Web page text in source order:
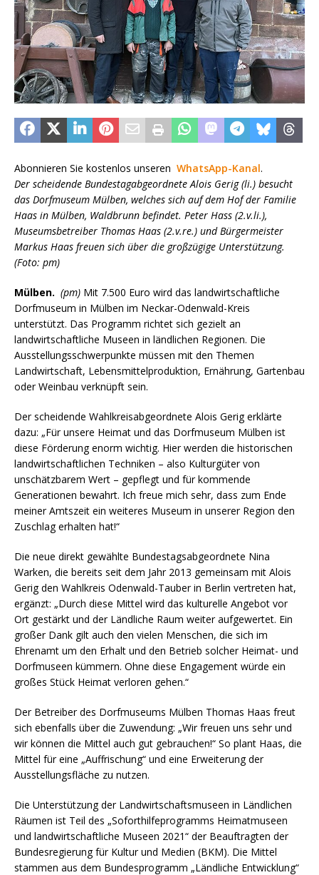
Abonnieren Sie kostenlos unseren WhatsApp-Kanal.
Der scheidende Bundestagabgeordnete Alois Gerig (li.) besucht
das Dorfmuseum Mülben, welches sich auf dem Hof der Familie
Haas in Mülben, Waldbrunn befindet. Peter Hass (2.v.li.),
Museumsbetreiber Thomas Haas (2.v.re.) und Bürgermeister
Markus Haas freuen sich über die großzügige Unterstützung.
(Foto: pm)
Mülben. (pm) Mit 7.500 Euro wird das landwirtschaftliche
Dorfmuseum in Mülben im Neckar-Odenwald-Kreis
unterstützt. Das Programm richtet sich gezielt an
landwirtschaftliche Museen in ländlichen Regionen. Die
Ausstellungsschwerpunkte müssen mit den Themen
Landwirtschaft, Lebensmittelproduktion, Ernährung, Gartenbau
oder Weinbau verknüpft sein.
Der scheidende Wahlkreisabgeordnete Alois Gerig erklärte
dazu: „Für unsere Heimat und das Dorfmuseum Mülben ist
diese Förderung enorm wichtig. Hier werden die historischen
landwirtschaftlichen Techniken – also Kulturgüter von
unschätzbarem Wert – gepflegt und für kommende
Generationen bewahrt. Ich freue mich sehr, dass zum Ende
meiner Amtszeit ein weiteres Museum in unserer Region den
Zuschlag erhalten hat!“
Die neue direkt gewählte Bundestagsabgeordnete Nina
Warken, die bereits seit dem Jahr 2013 gemeinsam mit Alois
Gerig den Wahlkreis Odenwald-Tauber in Berlin vertreten hat,
ergänzt: „Durch diese Mittel wird das kulturelle Angebot vor
Ort gestärkt und der Ländliche Raum weiter aufgewertet. Ein
großer Dank gilt auch den vielen Menschen, die sich im
Ehrenamt um den Erhalt und den Betrieb solcher Heimat- und
Dorfmuseen kümmern. Ohne diese Engagement würde ein
großes Stück Heimat verloren gehen.“
Der Betreiber des Dorfmuseums Mülben Thomas Haas freut
sich ebenfalls über die Zuwendung: „Wir freuen uns sehr und
wir können die Mittel auch gut gebrauchen!“ So plant Haas, die
Mittel für eine „Auffrischung“ und eine Erweiterung der
Ausstellungsfläche zu nutzen.
Die Unterstützung der Landwirtschaftsmuseen in Ländlichen
Räumen ist Teil des „Soforthilfeprogramms Heimatmuseen
und landwirtschaftliche Museen 2021“ der Beauftragten der
Bundesregierung für Kultur und Medien (BKM). Die Mittel
stammen aus dem Bundesprogramm „Ländliche Entwicklung“